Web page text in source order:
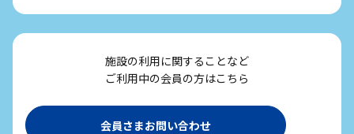
施設の利用に関することなど
ご利用中の会員の方はこちら
会員さまお問い合わせ